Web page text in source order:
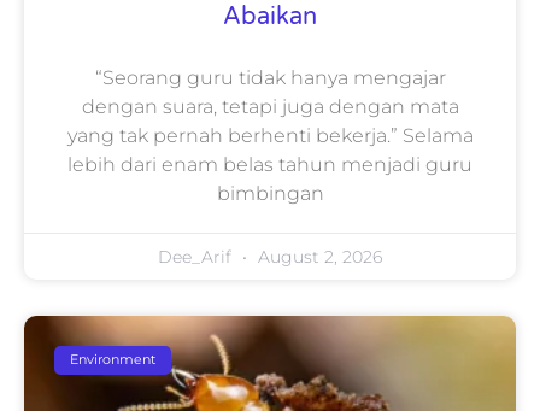
Abaikan
“Seorang guru tidak hanya mengajar
dengan suara, tetapi juga dengan mata
yang tak pernah berhenti bekerja.” Selama
lebih dari enam belas tahun menjadi guru
bimbingan
Dee_Arif August 2, 2026
Environment